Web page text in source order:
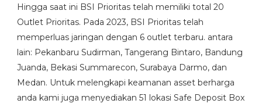
Hingga saat ini BSI Prioritas telah memiliki total 20
Outlet Prioritas. Pada 2023, BSI Prioritas telah
memperluas jaringan dengan 6 outlet terbaru. antara
lain: Pekanbaru Sudirman, Tangerang Bintaro, Bandung
Juanda, Bekasi Summarecon, Surabaya Darmo, dan
Medan. Untuk melengkapi keamanan asset berharga
anda kami juga menyediakan 51 lokasi Safe Deposit Box